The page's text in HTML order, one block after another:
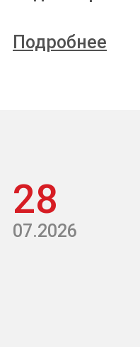
Подробнее
28
07.2026